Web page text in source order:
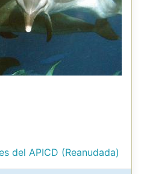
del APICD (Reanudada)